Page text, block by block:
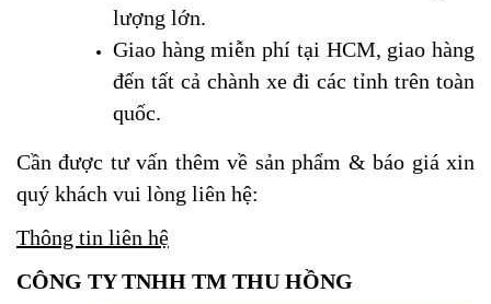
lượng lớn.
Giao hàng miễn phí tại HCM, giao hàng
đến tất cả chành xe đi các tỉnh trên toàn
quốc.
Cần được tư vấn thêm về sản phẩm & báo giá xin
quý khách vui lòng liên hệ:
Thông tin liên hệ
CÔNG TY TNHH TM THU HỒNG